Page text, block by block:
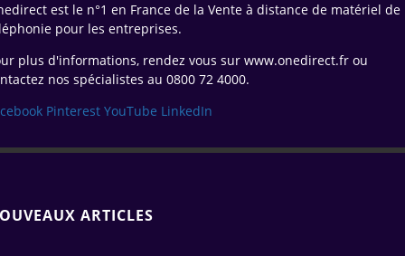
est le n°1 en France de la Vente à distance de matériel de
pour les entreprises.
plus d'informations, rendez vous sur www.onedirect.fr ou
nos spécialistes au 0800 72 4000.
Pinterest YouTube LinkedIn
ARTICLES